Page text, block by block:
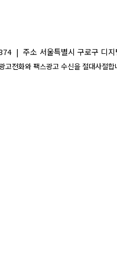
| 주소 서울특별시 구로구
전화와 팩스광고 수신을 절대사절합